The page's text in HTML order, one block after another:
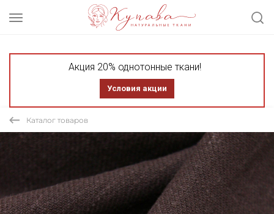
Акция 20% однотонные ткани!
Условия акции
Каталог товаров